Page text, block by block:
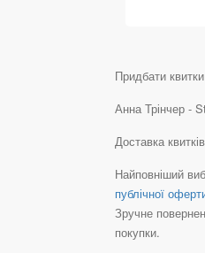
Придбати
Анна Трінчер -
Доставка
Найповніший
публічної
Зручне
покупки.